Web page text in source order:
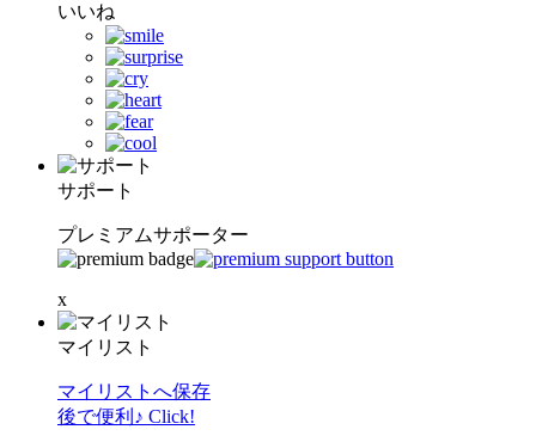
いいね
サポート
プレミアムサポーター
x
マイリスト
マイリストへ保存
後で便利♪ Click!